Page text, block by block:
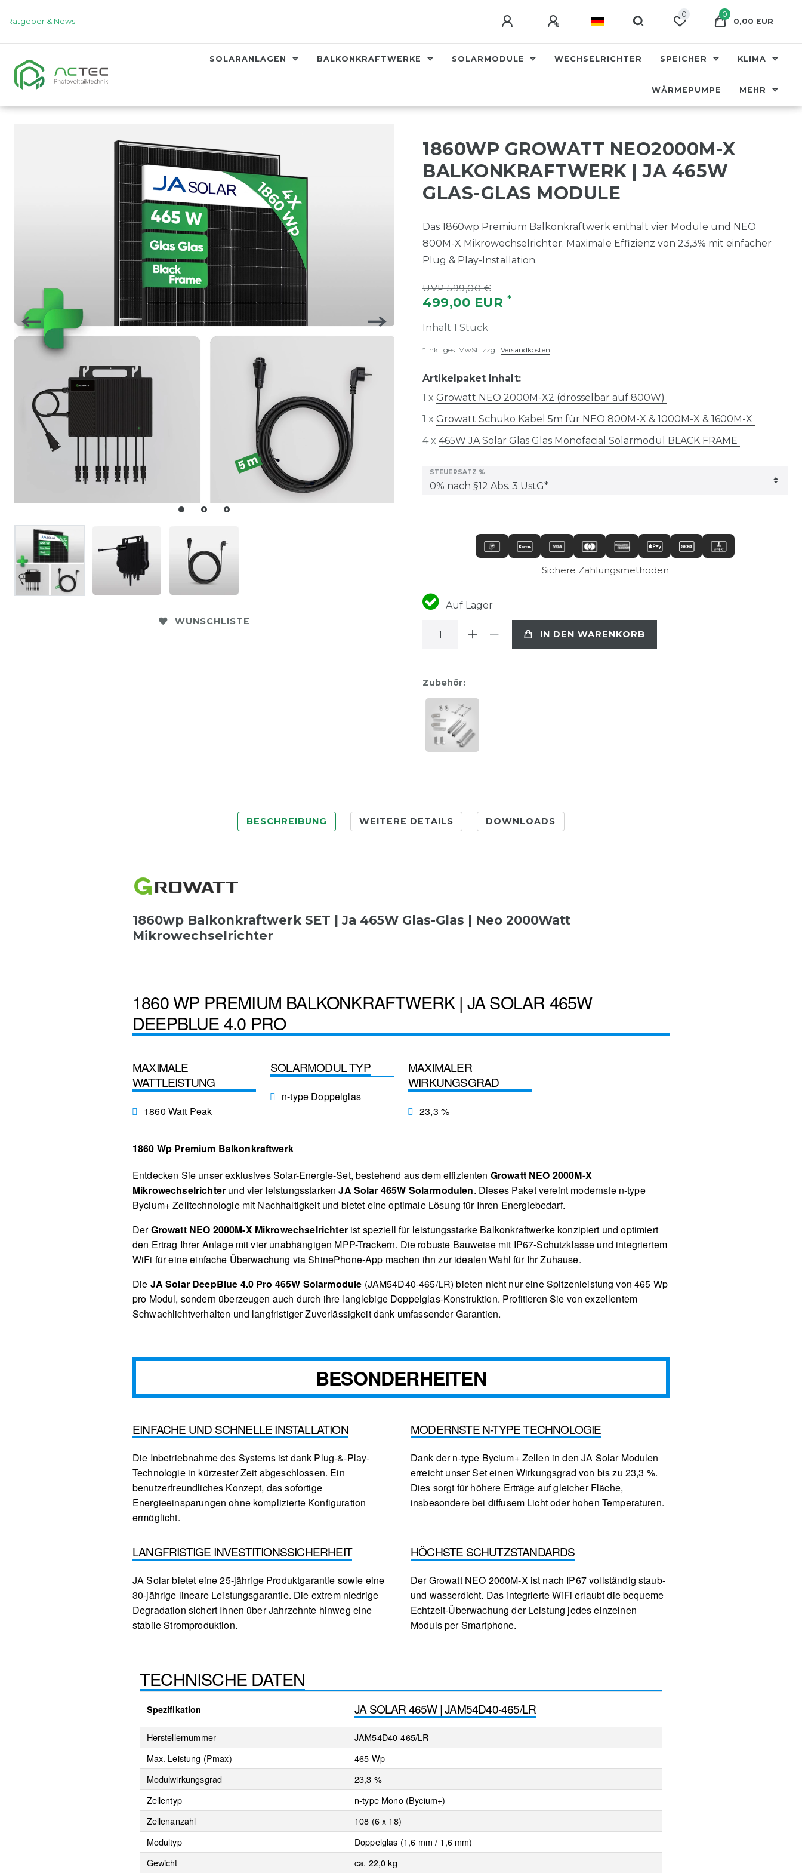
Ratgeber & News
0
0
0,00 EUR
SOLARANLAGEN BALKONKRAFTWERKE SOLARMODULE WECHSELRICHTER SPEICHER KLIMA
WÄRMEPUMPE MEHR
WUNSCHLISTE
1860WP GROWATT NEO2000M-X
BALKONKRAFTWERK | JA 465W
GLAS-GLAS MODULE
Das 1860wp Premium Balkonkraftwerk enthält vier Module und NEO
800M-X Mikrowechselrichter. Maximale Effizienz von 23,3% mit einfacher
Plug & Play-Installation.
UVP 599,00 €
499,00 EUR *
Inhalt 1 Stück
* inkl. ges. MwSt. zzgl. Versandkosten
Artikelpaket Inhalt:
1 x Growatt NEO 2000M-X2 (drosselbar auf 800W)
1 x Growatt Schuko Kabel 5m für NEO 800M-X & 1000M-X & 1600M-X
4 x 465W JA Solar Glas Glas Monofacial Solarmodul BLACK FRAME
STEUERSATZ %
Sichere Zahlungsmethoden
Auf Lager
IN DEN WARENKORB
Zubehör:
BESCHREIBUNG WEITERE DETAILS DOWNLOADS
1860wp Balkonkraftwerk SET | Ja 465W Glas-Glas | Neo 2000Watt
Mikrowechselrichter
1860 WP PREMIUM BALKONKRAFTWERK | JA SOLAR 465W
DEEPBLUE 4.0 PRO
MAXIMALE
WATTLEISTUNG
1860 Watt Peak
SOLARMODUL TYP
n-type Doppelglas
MAXIMALER
WIRKUNGSGRAD
23,3 %
1860 Wp Premium Balkonkraftwerk
Entdecken Sie unser exklusives Solar-Energie-Set, bestehend aus dem effizienten Growatt NEO 2000M-X
Mikrowechselrichter und vier leistungsstarkenJA Solar 465W Solarmodulen. Dieses Paket vereint modernste n-type
Bycium+ Zelltechnologie mit Nachhaltigkeit und bietet eine optimale Lösung für Ihren Energiebedarf.
DerGrowatt NEO 2000M-X Mikrowechselrichterist speziell für leistungsstarke Balkonkraftwerke konzipiert und optimiert
den Ertrag Ihrer Anlage mit vier unabhängigen MPP-Trackern. Die robuste Bauweise mit IP67-Schutzklasse und integriertem
WiFi für eine einfache Überwachung via ShinePhone-App machen ihn zur idealen Wahl für Ihr Zuhause.
Die JA Solar DeepBlue 4.0 Pro 465W Solarmodule (JAM54D40-465/LR) bieten nicht nur eine Spitzenleistung von 465 Wp
pro Modul, sondern überzeugen auch durch ihre langlebige Doppelglas-Konstruktion. Profitieren Sie von exzellentem
Schwachlichtverhalten und langfristiger Zuverlässigkeit dank umfassender Garantien.
BESONDERHEITEN
EINFACHE UND SCHNELLE INSTALLATION
Die Inbetriebnahme des Systems ist dank Plug-&-Play-
Technologie in kürzester Zeit abgeschlossen. Ein
benutzerfreundliches Konzept, das sofortige
Energieeinsparungen ohne komplizierte Konfiguration
ermöglicht.
MODERNSTE N-TYPE TECHNOLOGIE
Dank der n-type Bycium+ Zellen in den JA Solar Modulen
erreicht unser Set einen Wirkungsgrad von bis zu 23,3 %.
Dies sorgt für höhere Erträge auf gleicher Fläche,
insbesondere bei diffusem Licht oder hohen Temperaturen.
LANGFRISTIGE INVESTITIONSSICHERHEIT
JA Solar bietet eine 25-jährige Produktgarantie sowie eine
30-jährige lineare Leistungsgarantie. Die extrem niedrige
Degradation sichert Ihnen über Jahrzehnte hinweg eine
stabile Stromproduktion.
HÖCHSTE SCHUTZSTANDARDS
Der Growatt NEO 2000M-X ist nach IP67 vollständig staub-
und wasserdicht. Das integrierte WiFi erlaubt die bequeme
Echtzeit-Überwachung der Leistung jedes einzelnen
Moduls per Smartphone.
TECHNISCHE DATEN
Spezifikation JA SOLAR 465W | JAM54D40-465/LR
Herstellernummer
JAM54D40-465/LR
Max. Leistung (Pmax)
465 Wp
Modulwirkungsgrad
23,3 %
Zellentyp
n-type Mono (Bycium+)
Zellenanzahl
108 (6 x 18)
Modultyp
Doppelglas (1,6 mm / 1,6 mm)
Gewicht
ca. 22,0 kg